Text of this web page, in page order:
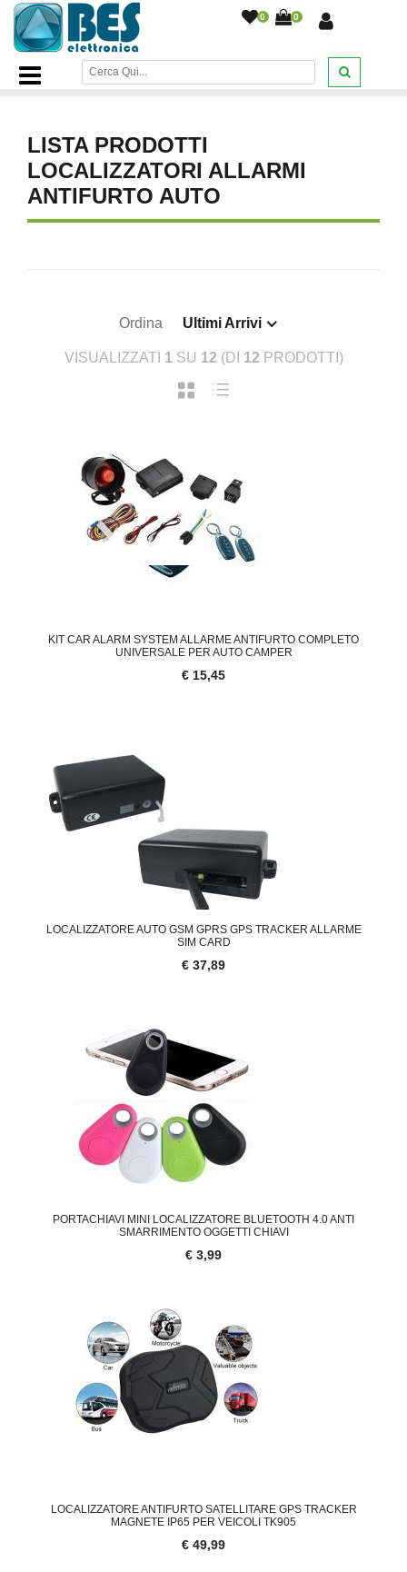
0 0
Home Page/AUTO MOTO CAMPER
Localizzatori Allarmi
Antifurto Auto/
LISTA PRODOTTI
LOCALIZZATORI ALLARMI
ANTIFURTO AUTO
Ordina Ultimi Arrivi
VISUALIZZATI 1 SU 12 (DI 12 PRODOTTI)
KIT CAR ALARM SYSTEM ALLARME ANTIFURTO COMPLETO
UNIVERSALE PER AUTO CAMPER
€ 15,45
LOCALIZZATORE AUTO GSM GPRS GPS TRACKER ALLARME
SIM CARD
€ 37,89
PORTACHIAVI MINI LOCALIZZATORE BLUETOOTH 4.0 ANTI
SMARRIMENTO OGGETTI CHIAVI
€ 3,99
LOCALIZZATORE ANTIFURTO SATELLITARE GPS TRACKER
MAGNETE IP65 PER VEICOLI TK905
€ 49,99